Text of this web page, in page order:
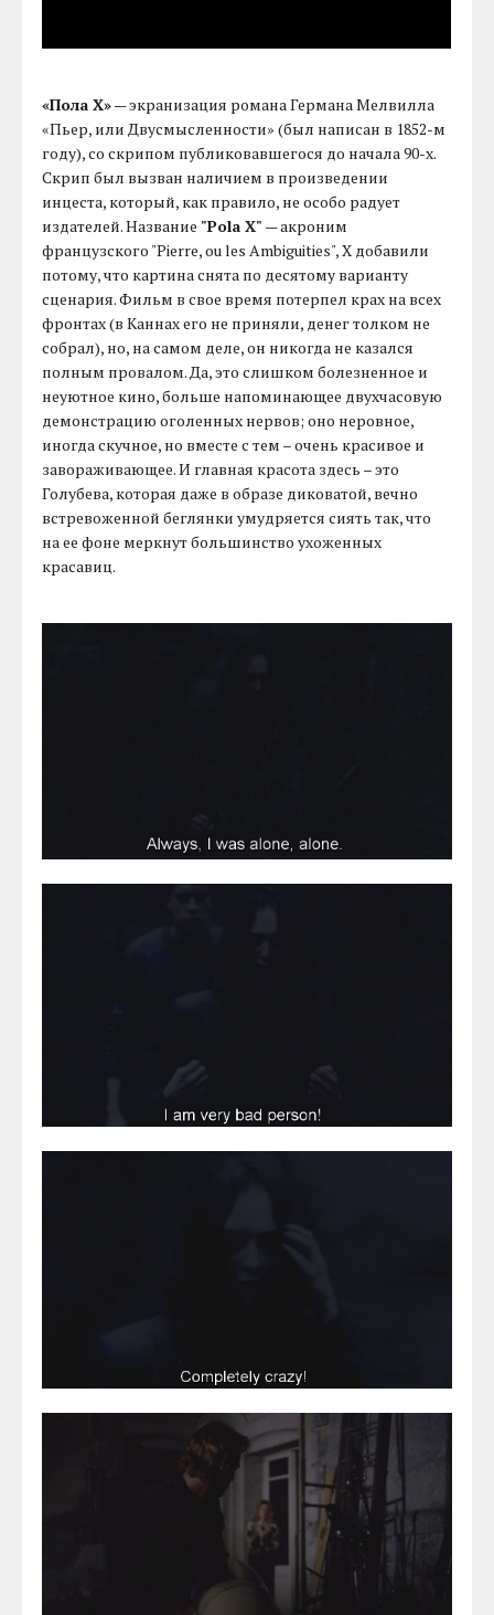
«Пола Х»— экранизация романа Германа Мелвилла
«Пьер, или Двусмысленности» (был написан в 1852-м
году), со скрипом публиковавшегося до начала 90-х.
Скрип был вызван наличием в произведении
инцеста, который, как правило, не особо радует
издателей. Название "Pola X" — акроним
французского "Pierre, ou les Ambiguities", X добавили
потому, что картина снята по десятому варианту
сценария. Фильм в свое время потерпел крах на всех
фронтах (в Каннах его не приняли, денег толком не
собрал), но, на самом деле, он никогда не казался
полным провалом. Да, это слишком болезненное и
неуютное кино, больше напоминающее двухчасовую
демонстрацию оголенных нервов; оно неровное,
иногда скучное, но вместе с тем – очень красивое и
завораживающее. И главная красота здесь – это
Голубева, которая даже в образе диковатой, вечно
встревоженной беглянки умудряется сиять так, что
на ее фоне меркнут большинство ухоженных
красавиц.